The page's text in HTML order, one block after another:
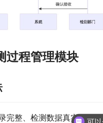
过程管理模块
完整、检测数据真实可靠。